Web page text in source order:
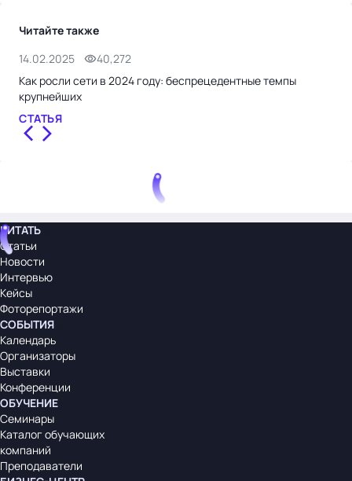
Читайте также
14.02.2025
40,272
Как росли сети в 2024 году: беспрецедентные темпы
крупнейших
СТАТЬЯ
ЧИТАТЬ
Статьи
Новости
Интервью
Кейсы
Фоторепортажи
СОБЫТИЯ
Календарь
Организаторы
Выставки
Конференции
ОБУЧЕНИЕ
Семинары
Каталог обучающих
компаний
Преподаватели